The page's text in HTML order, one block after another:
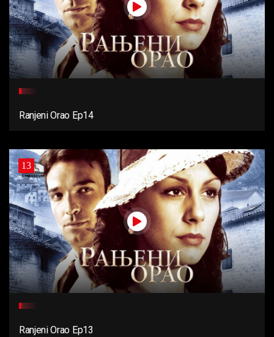
Ranjeni Orao Ep14
13
Ranjeni Orao Ep13